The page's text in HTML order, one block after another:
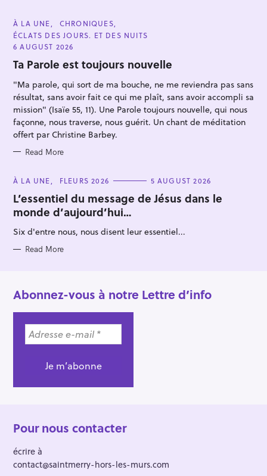
C
A
T
E
O
R
E
À LA UNE
CHRONIQUES
ÉCLATS DES JOURS. ET DES NUITS
6 AUGUST 2026
Ta Parole est toujours nouvelle
"Ma parole, qui sort de ma bouche, ne me reviendra pas sans
résultat, sans avoir fait ce qui me plaît, sans avoir accompli sa
mission" (Isaïe 55, 11). Une Parole toujours nouvelle, qui nous
façonne, nous traverse, nous guérit. Un chant de méditation
offert par Christine Barbey.
Read More
C
T
E
G
O
R
I
S
À LA UNE FLEURS 2026 5 AUGUST 2026
L’essentiel du message de Jésus dans le
monde d’aujourd’hui…
Six d'entre nous, nous disent leur essentiel...
Read More
Abonnez-vous à notre Lettre d’info
Pour nous contacter
écrire à
contact@saintmerry-hors-les-murs.com